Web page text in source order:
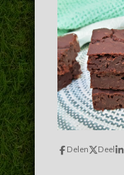
Delen Deel